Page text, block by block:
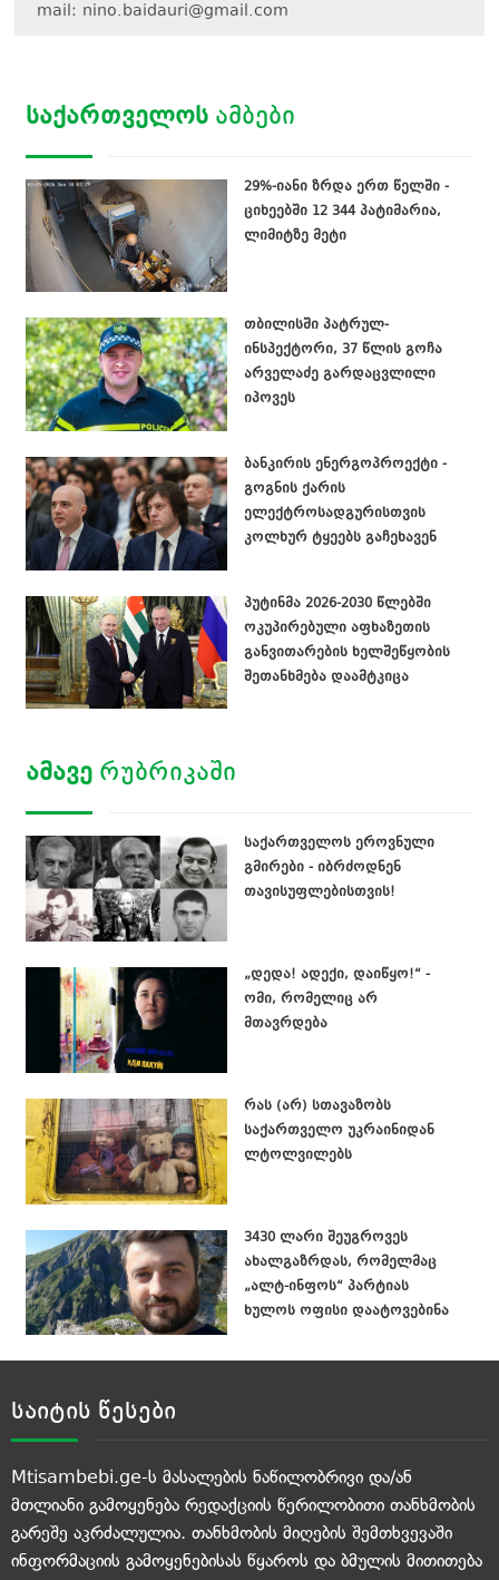
mail: nino.baidauri@gmail.com
ᲡᲐᲥᲐᲠᲗᲕᲔᲚᲝᲡ ᲐᲛᲑᲔᲑᲘ
29%-იანი ზრდა ერთ წელში -
ციხეებში 12 344 პატიმარია,
ლიმიტზე მეტი
თბილისში პატრულ-
ინსპექტორი, 37 წლის გოჩა
არველაძე გარდაცვლილი
იპოვეს
ბანკირის ენერგოპროექტი -
გოგნის ქარის
ელექტროსადგურისთვის
კოლხურ ტყეებს გაჩეხავენ
პუტინმა 2026-2030 წლებში
ოკუპირებული აფხაზეთის
განვითარების ხელშეწყობის
შეთანხმება დაამტკიცა
ᲐᲛᲐᲕᲔ ᲠᲣᲑᲠᲘᲙᲐᲨᲘ
საქართველოს ეროვნული
გმირები - იბრძოდნენ
თავისუფლებისთვის!
„დედა! ადექი, დაიწყო!“ -
ომი, რომელიც არ
მთავრდება
რას (არ) სთავაზობს
საქართველო უკრაინიდან
ლტოლვილებს
3430 ლარი შეუგროვეს
ახალგაზრდას, რომელმაც
„ალტ-ინფოს“ პარტიას
ხულოს ოფისი დაატოვებინა
საიტის წესები
Mtisambebi.ge-ს მასალების ნაწილობრივი და/ან
მთლიანი გამოყენება რედაქციის წერილობითი თანხმობის
გარეშე აკრძალულია. თანხმობის მიღების შემთხვევაში
ინფორმაციის გამოყენებისას წყაროს და ბმულის მითითება